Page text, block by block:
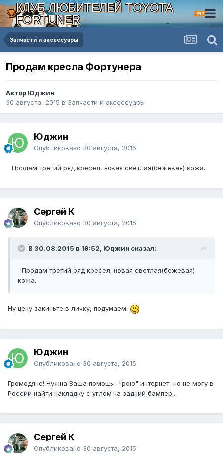
КЛУБ ЛЮБИТЕЛЕЙ TOYOTA
FORTUNER
4X4
Запчасти и аксессуары
Продам кресла Фортунера
Автор Юджин
30 августа, 2015 в Запчасти и аксессуары
Юджин
Опубликовано 30 августа, 2015
Продам третий ряд кресел, новая светлая(бежевая) кожа.
Сергей К
Опубликовано 30 августа, 2015
В 30.08.2015 в 19:52, Юджин сказал:
Продам третий ряд кресел, новая светлая(бежевая)
кожа.
Ну цену закиньте в личку, подумаем.
Юджин
Опубликовано 30 августа, 2015
Громодяне! Нужна Ваша помощь : "рою" интернет, но не могу в
России найти накладку с углом на задний бампер...
Сергей К
Опубликовано 30 августа, 2015